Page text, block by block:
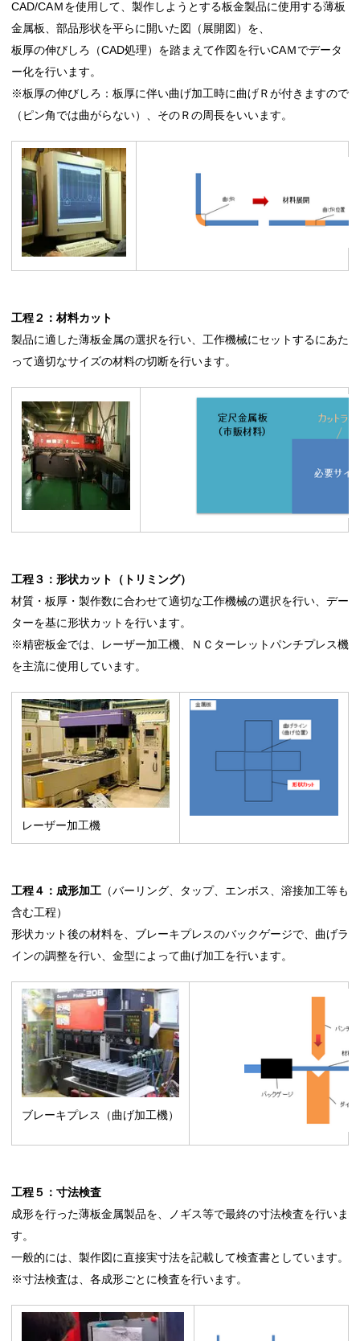
CAD/CAＭを使用して、製作しようとする板金製品に使用する薄板
金属板、部品形状を平らに開いた図（展開図）を、
板厚の伸びしろ（CAD処理）を踏まえて作図を行いCAＭでデータ
ー化を行います。
※板厚の伸びしろ：板厚に伴い曲げ加工時に曲げＲが付きますので
（ピン角では曲がらない）、そのＲの周長をいいます。
工程２：材料カット
製品に適した薄板金属の選択を行い、工作機械にセットするにあた
って適切なサイズの材料の切断を行います。
工程３：形状カット（トリミング）
材質・板厚・製作数に合わせて適切な工作機械の選択を行い、デー
ターを基に形状カットを行います。
※精密板金では、レーザー加工機、ＮＣターレットパンチプレス機
を主流に使用しています。
レーザー加工機
工程４：成形加工（バーリング、タップ、エンボス、溶接加工等も
含む工程）
形状カット後の材料を、ブレーキプレスのバックゲージで、曲げラ
インの調整を行い、金型によって曲げ加工を行います。
ブレーキプレス（曲げ加工機）
工程５：寸法検査
成形を行った薄板金属製品を、ノギス等で最終の寸法検査を行いま
す。
一般的には、製作図に直接実寸法を記載して検査書としています。
※寸法検査は、各成形ごとに検査を行います。